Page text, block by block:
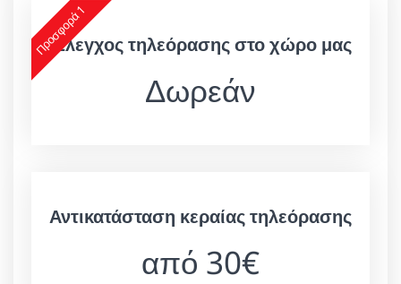
Προσφορά 1
Έλεγχος τηλεόρασης στο χώρο μας
Δωρεάν
Αντικατάσταση κεραίας τηλεόρασης
από 30€